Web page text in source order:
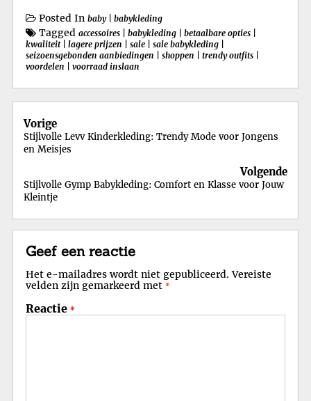
Posted In baby| babykleding
Tagged accessoires babykleding betaalbare opties
kwaliteit| lagere prijzen sale sale babykleding
seizoensgebonden aanbiedingen
shoppen trendy outfits
voordelen
voorraad inslaan
Berichtnavigatie
Vorige
Stijlvolle Levv Kinderkleding: Trendy Mode voor Jongens
en Meisjes
Volgende
Stijlvolle Gymp Babykleding: Comfort en Klasse voor Jouw
Kleintje
Geef een reactie
Het e-mailadres wordt niet gepubliceerd. Vereiste
velden zijn gemarkeerd met *
Reactie *